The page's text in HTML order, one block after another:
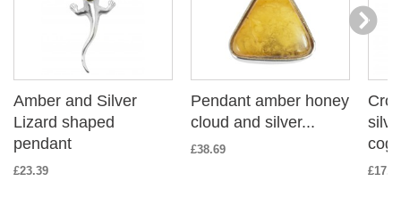
Amber and Silver
Lizard shaped
pendant
£23.39
Pendant amber honey
cloud and silver...
£38.69